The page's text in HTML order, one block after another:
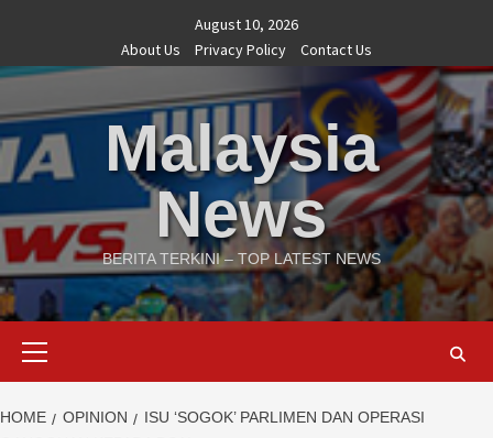
content
August 10, 2026
About Us
Privacy Policy Contact Us
Malaysia
News
BERITA TERKINI – TOP LATEST NEWS
HOME OPINION
ISU ‘SOGOK’ PARLIMEN DAN OPERASI